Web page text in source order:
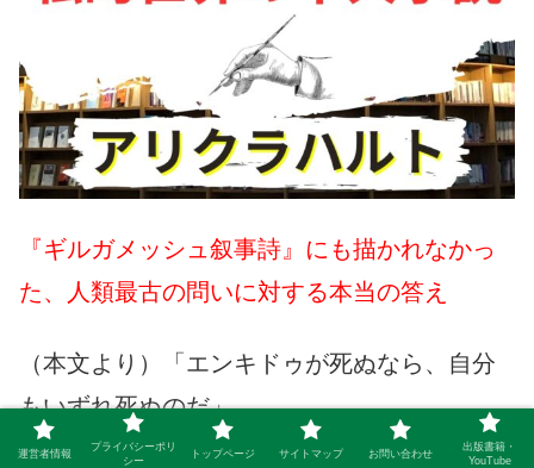
『ギルガメッシュ叙事詩』にも描かれなかっ
た、人類最古の問いに対する本当の答え
（本文より）「エンキドゥが死ぬなら、自分
もいずれ死ぬのだ」
運営者情報
プライバシーポリ
シー
トップページ サイトマップ お問い合わせ
出版書籍・
YouTube